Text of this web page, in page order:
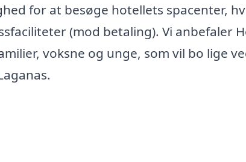
for at besøge hotellets spacenter,
(mod betaling). Vi anbefaler
voksne og unge, som vil bo lige